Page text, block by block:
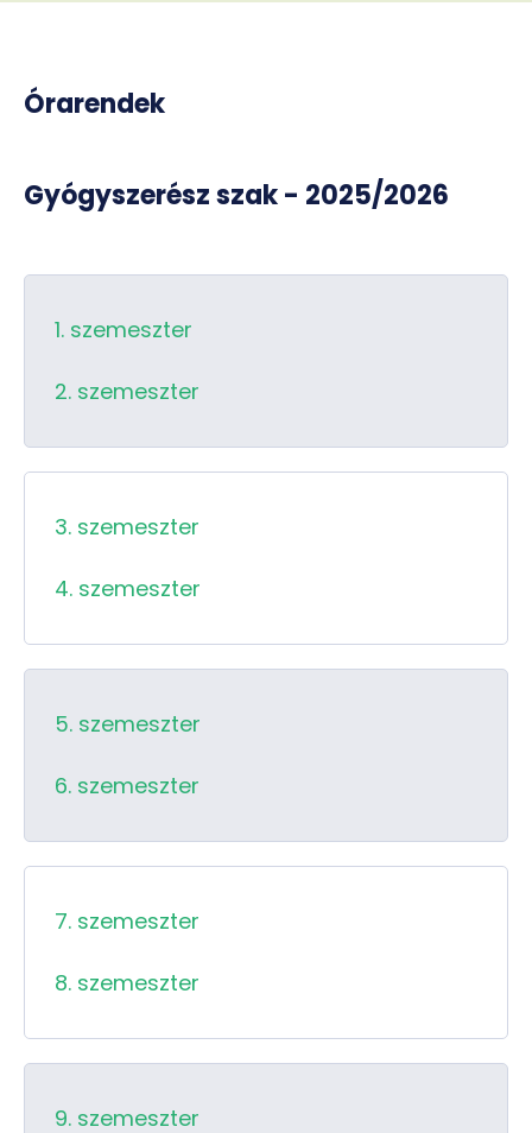
Órarendek
Gyógyszerész szak - 2025/2026
1. szemeszter
2. szemeszter
3. szemeszter
4. szemeszter
5. szemeszter
6. szemeszter
7. szemeszter
8. szemeszter
9. szemeszter